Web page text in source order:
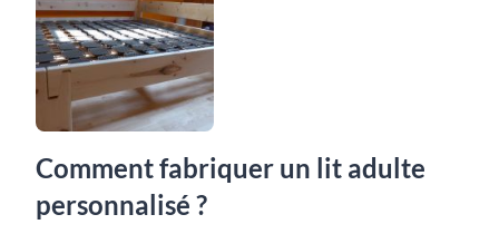
Comment fabriquer un lit adulte
personnalisé ?